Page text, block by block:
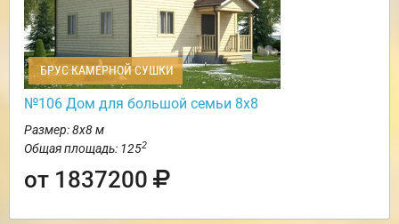
БРУС КАМЕРНОЙ СУШКИ
№106 Дом для большой семьи 8х8
Размер: 8х8 м
Общая площадь: 1252
от 1837200